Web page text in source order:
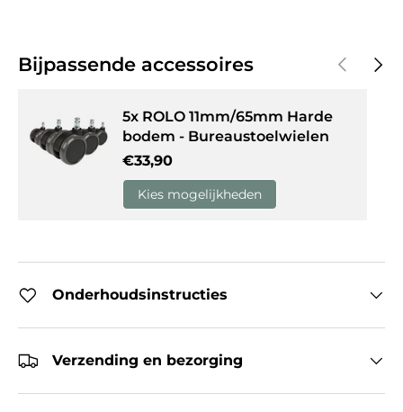
Bijpassende accessoires Vorige
5x ROLO 11mm/65mm Harde
bodem - Bureaustoelwielen
Reguliere prijs
€33,90
Kies mogelijkheden
Onderhoudsinstructies
Verzending en bezorging